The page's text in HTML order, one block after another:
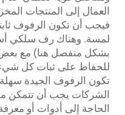
العمال إلى المنتجات
فيجب أن تكون الرفوف
لمسة. وهناك رف سلكي
بشكل منفصل هنا) مع بعض
للحفاظ على ثبات كل
تكون الرفوف الجيدة سهلة
الشركات يجب أن تتمكن
الحاجة إلى أدوات أو